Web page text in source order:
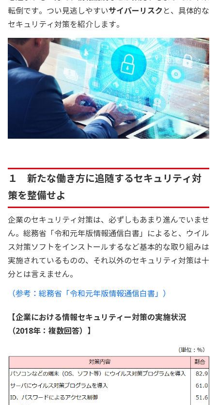
転倒です。つい見逃しやすいサイバーリスク と、具体的な
セキュリティ対策を紹介します。
１ 新たな働き方に追随するセキュリティ対
策を整備せよ
企業のセキュリティ対策は、必ずしもあまり進んでいませ
ん。総務省「令和元年版情報通信白書」によると、ウイル
ス対策ソフトをインストールするなど基本的な取り組みは
実施されているものの、それ以外のセキュリティ対策は十
分とは言えません。
（参考：総務省「令和元年版情報通信白書」）
【企業における情報セキュリティー対策の実施状況
（2018年：複数回答）】